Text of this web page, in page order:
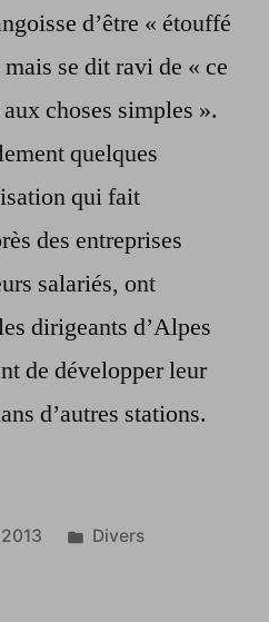
d’être « étouffé
se dit ravi de « ce
choses simples ».
quelques
qui fait
des entreprises
salariés, ont
dirigeants d’Alpes
de développer leur
d’autres stations.
Publié
Divers